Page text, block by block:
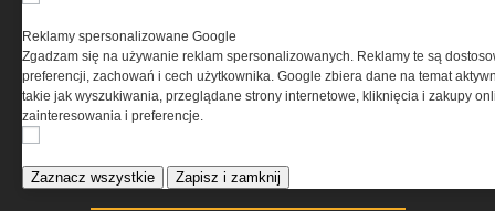
Reklamy spersonalizowane Google
Zgadzam się na używanie reklam spersonalizowanych. Reklamy te są
preferencji, zachowań i cech użytkownika. Google zbiera dane na temat
takie jak wyszukiwania, przeglądane strony internetowe, kliknięcia i zakupy
zainteresowania i preferencje.
Zaznacz wszystkie Zapisz i zamknij